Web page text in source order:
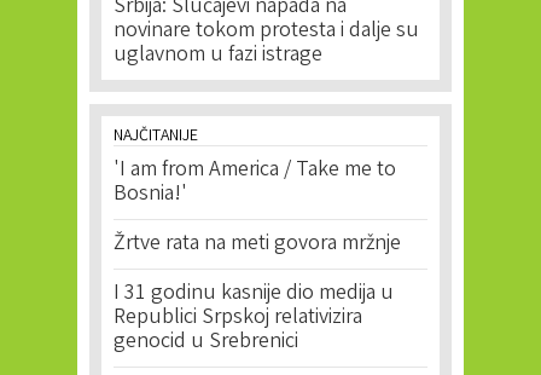
Srbija: Slučajevi napada na
novinare tokom protesta i dalje su
uglavnom u fazi istrage
NAJČITANIJE
'I am from America / Take me to
Bosnia!'
Žrtve rata na meti govora mržnje
I 31 godinu kasnije dio medija u
Republici Srpskoj relativizira
genocid u Srebrenici